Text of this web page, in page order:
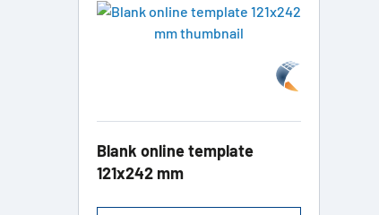
Blank online template
121x242 mm